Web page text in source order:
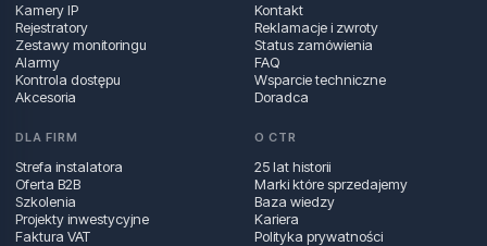
Kamery IP
Rejestratory
Zestawy monitoringu
Alarmy
Kontrola dostępu
Akcesoria
Kontakt
Reklamacje i zwroty
Status zamówienia
FAQ
Wsparcie techniczne
Doradca
DLA FIRM
Strefa instalatora
Oferta B2B
Szkolenia
Projekty inwestycyjne
Faktura VAT
O CTR
25 lat historii
Marki które sprzedajemy
Baza wiedzy
Kariera
Polityka prywatności